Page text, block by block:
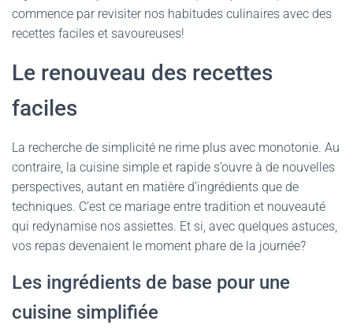
commence par revisiter nos habitudes culinaires avec des
recettes faciles et savoureuses!
Le renouveau des recettes
faciles
La recherche de simplicité ne rime plus avec monotonie. Au
contraire, la cuisine simple et rapide s’ouvre à de nouvelles
perspectives, autant en matière d’ingrédients que de
techniques. C’est ce mariage entre tradition et nouveauté
qui redynamise nos assiettes. Et si, avec quelques astuces,
vos repas devenaient le moment phare de la journée?
Les ingrédients de base pour une
cuisine simplifiée